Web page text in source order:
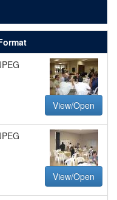
View/Open
View/Open